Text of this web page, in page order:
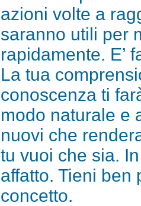
azioni volte a
saranno utili per
rapidamente. E’
La tua
conoscenza ti
modo naturale e
nuovi che
tu vuoi che sia.
affatto. Tieni ben
concetto.